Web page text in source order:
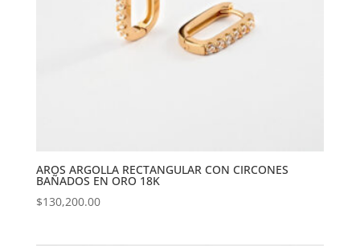
AROS ARGOLLA RECTANGULAR CON CIRCONES
BAÑADOS EN ORO 18K
$130,200.00